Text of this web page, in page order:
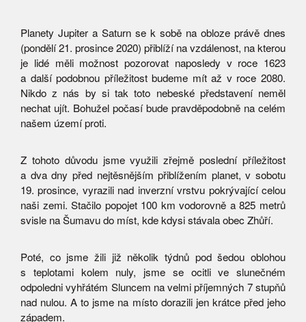
Planety Jupiter a Saturn se k sobě na obloze právě dnes
(pondělí 21. prosince 2020) přiblíží na vzdálenost, na kterou
je lidé měli možnost pozorovat naposledy v roce 1623
a další podobnou příležitost budeme mít až v roce 2080.
Nikdo z nás by si tak toto nebeské představení neměl
nechat ujít. Bohužel počasí bude pravděpodobně na celém
našem území proti.
Z tohoto důvodu jsme využili zřejmě poslední příležitost
a dva dny před nejtěsnějším přiblížením planet, v sobotu
19. prosince, vyrazili nad inverzní vrstvu pokrývající celou
naši zemi. Stačilo popojet 100 km vodorovně a 825 metrů
svisle na Šumavu do míst, kde kdysi stávala obec Zhůří.
Poté, co jsme žili již několik týdnů pod šedou oblohou
s teplotami kolem nuly, jsme se ocitli ve slunečném
odpoledni vyhřátém Sluncem na velmi příjemných 7 stupňů
nad nulou. A to jsme na místo dorazili jen krátce před jeho
západem.